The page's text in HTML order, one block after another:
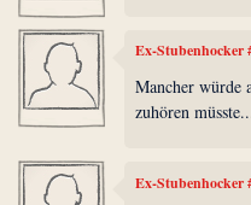
Ex-Stubenhocker
Mancher würde
zuhören
Ex-Stubenhocker